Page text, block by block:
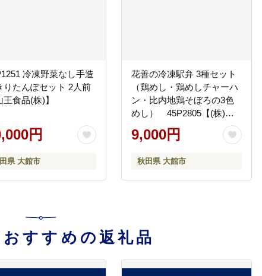
冷凍野菜なし手造
りたんぽセット 2人前
王食品(株)】
円
県 大館市
花善の冷凍駅弁 3種セット
（鶏めし・鶏めしチャーハ
ン・比内地鶏そぼろの3色
めし） 45P2805【(株)花
9,000円
秋田県 大館市
すすめの返礼品